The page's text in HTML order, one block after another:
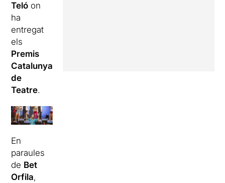
Teló on
ha
entregat
els
Premis
Catalunya
de
Teatre.
En
paraules
de Bet
Orfila,